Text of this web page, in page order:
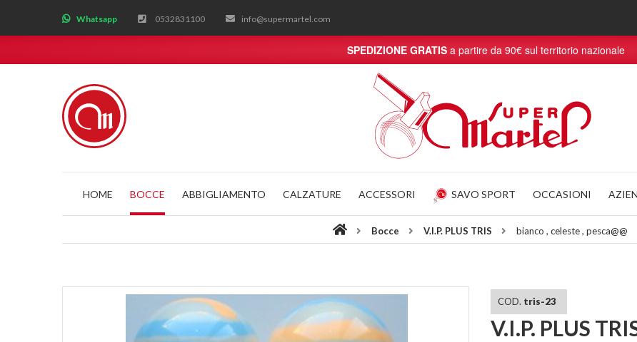
Whatsapp 0532831100 info@supermartel.com
SPEDIZIONE GRATISa partire da 90€ sul territorio nazionale
HOME BOCCE ABBIGLIAMENTO CALZATURE ACCESSORI SAVO SPORT OCCASIONI
Bocce V.I.P. PLUS TRIS bianco , celeste , pesca@@
COD. tris-23
V.I.P. PLUS